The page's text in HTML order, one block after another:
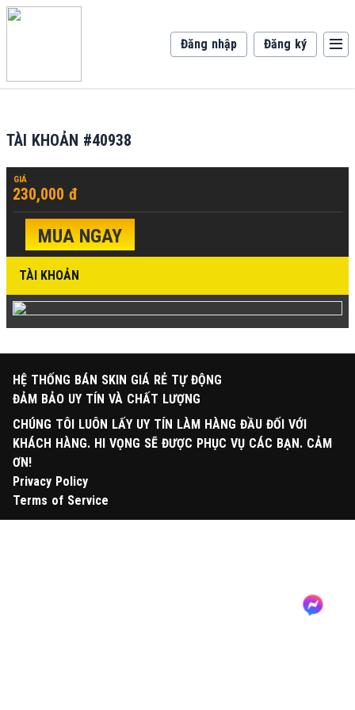
Đăng nhập Đăng ký
TÀI KHOẢN #40938
230,000 đ
GIÁ
MUA NGAY
TÀI KHOẢN
HỆ THỐNG BÁN SKIN GIÁ RẺ TỰ ĐỘNG
ĐẢM BẢO UY TÍN VÀ CHẤT LƯỢNG
CHÚNG TÔI LUÔN LẤY UY TÍN LÀM HÀNG ĐẦU ĐỐI VỚI
KHÁCH HÀNG. HI VỌNG SẼ ĐƯỢC PHỤC VỤ CÁC BẠN. CẢM
ƠN!
Privacy Policy
Terms of Service